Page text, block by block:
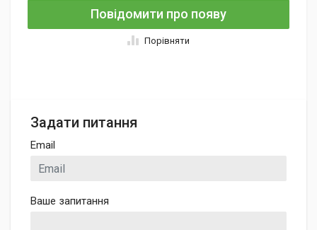
Повідомити про появу
Порівняти
Задати питання
Email
Ваше запитання